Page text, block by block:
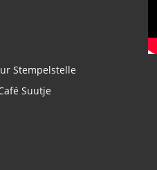
Stempelstelle
Suutje